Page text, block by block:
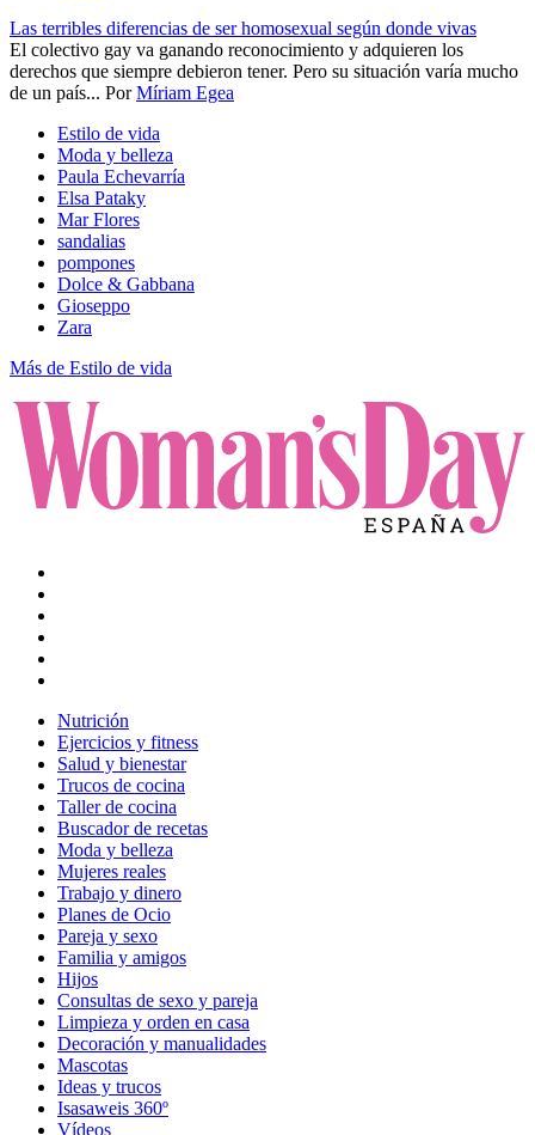
Las terribles diferencias de ser homosexual según donde vivas
​​El colectivo gay va ganando reconocimiento y adquieren los
derechos que siempre debieron tener.​ Pero su situación varía mucho
de un país... PorMíriam Egea
Estilo de vida
Moda y belleza
Paula Echevarría
Elsa Pataky
Mar Flores
sandalias
pompones
Dolce & Gabbana
Gioseppo
Zara
Más de Estilo de vida
Nutrición
Ejercicios y fitness
Salud y bienestar
Trucos de cocina
Taller de cocina
Buscador de recetas
Moda y belleza
Mujeres reales
Trabajo y dinero
Planes de Ocio
Pareja y sexo
Familia y amigos
Hijos
Consultas de sexo y pareja
Limpieza y orden en casa
Decoración y manualidades
Mascotas
Ideas y trucos
Isasaweis 360º
Vídeos